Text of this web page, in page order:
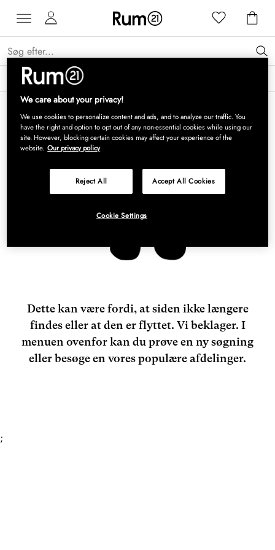
Få 15 % på Grythyttan Stålmöbler* →
Dette kan være fordi, at siden ikke længere
findes eller at den er flyttet. Vi beklager. I
menuen ovenfor kan du prøve en ny søgning
eller besøge en vores populære afdelinger.
;
We care about your privacy!
We use cookies to personalize content and ads, and to analyze our traffic. You
have the right and option to opt out of any non-essential cookies while using our
site. However, blocking certain cookies may affect your experience of the
website. Our privacy policy
Reject All Accept All Cookies
Cookie Settings